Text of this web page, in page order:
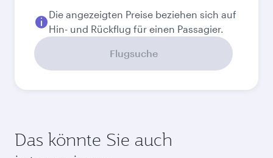
September
2026
Oktober
2026